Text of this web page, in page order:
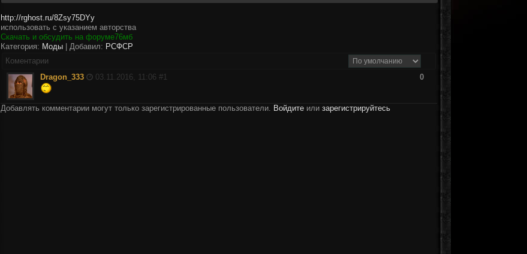
http://rghost.ru/8Zsy75DYy
использовать с указанием авторства
Скачать и обсудить на форуме76мб
Категория: Моды | Добавил: РСФСР
Коментарии
Dragon_333
03.11.2016, 11:06 #1 0
Добавлять комментарии могут только зарегистрированные пользователи. Войдите или зарегистрируйтесь